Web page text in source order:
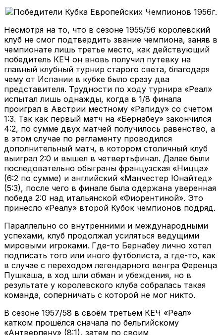
Несмотря на то, что в сезоне 1955/56 королевский
клуб не смог подтвердить звание чемпиона, заняв в
чемпионате лишь третье место, как действующий
победитель КЕЧ он вновь получил путевку на
главный клубный турнир старого света, благодаря
чему от Испании в кубке было сразу два
представителя. Трудности по ходу турнира «Реал»
испытал лишь однажды, когда в 1/8 финала
проиграл в Австрии местному «Рапиду» со счетом
1:3. Так как первый матч на «Бернабеу» закончился
4:2, по сумме двух матчей получилось равенство, а
в этом случае по регламенту проводился
дополнительный матч, в котором столичный клуб
выиграл 2:0 и вышел в четвертьфинал. Далее были
последовательно обыграны французская «Ницца»
(6:2 по сумме) и английский «Манчестер Юнайтед»
(5:3), после чего в финале была одержана уверенная
победа 2:0 над итальянской «Фиорентиной». Это
принесло «Реалу» второй Кубок чемпионов подряд.
Параллельно со внутренними и международными
успехами, клуб продолжал усиляться ведущими
мировыми игроками. Где-то Бернабеу лично хотел
подписать того или иного футболиста, а где-то, как
в случае с переходом легендарного венгра Ференца
Пушкаша, в ход шли обман и убеждения, но в
результате у королевского клуба собралась такая
команда, соперничать с которой не мог никто.
В сезоне 1957/58 в своём третьем КЕЧ «Реал»
катком прошёлся сначала по бельгийскому
«Антверпену» (8:1), затем по своим